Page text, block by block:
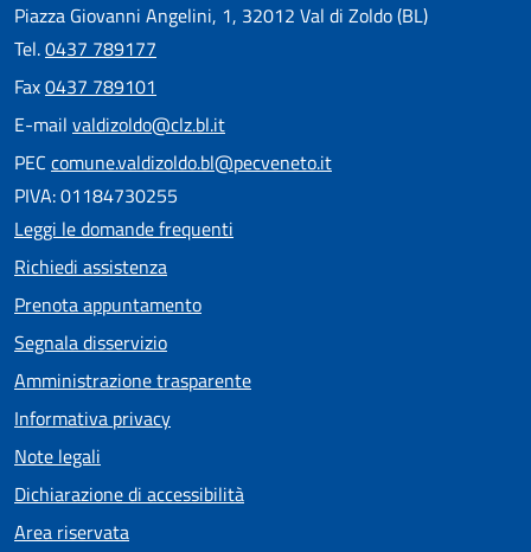
Piazza Giovanni Angelini, 1, 32012 Val di Zoldo (BL)
Tel.0437 789177
Fax0437 789101
E-mail valdizoldo@clz.bl.it
PEC comune.valdizoldo.bl@pecveneto.it
PIVA: 01184730255
Leggi le domande frequenti
Richiedi assistenza
Prenota appuntamento
Segnala disservizio
Amministrazione trasparente
Informativa privacy
Note legali
Dichiarazione di accessibilità
Area riservata